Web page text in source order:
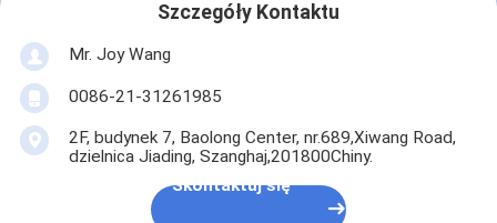
Szczegóły Kontaktu
Mr. Joy Wang
0086-21-31261985
2F, budynek 7, Baolong Center, nr.689,Xiwang Road,
dzielnica Jiading, Szanghaj,201800Chiny.
Skontaktuj się